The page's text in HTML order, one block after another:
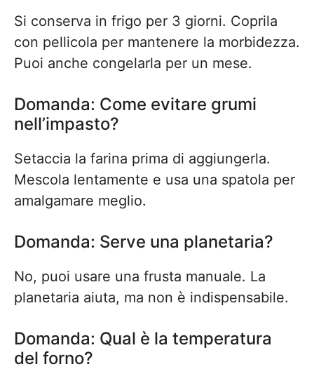
Si conserva in frigo per 3 giorni. Coprila
con pellicola per mantenere la morbidezza.
Puoi anche congelarla per un mese.
Domanda: Come evitare grumi
nell’impasto?
Setaccia la farina prima di aggiungerla.
Mescola lentamente e usa una spatola per
amalgamare meglio.
Domanda: Serve una planetaria?
No, puoi usare una frusta manuale. La
planetaria aiuta, ma non è indispensabile.
Domanda: Qual è la temperatura
del forno?